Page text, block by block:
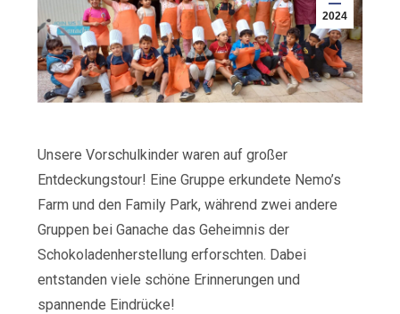
2024
Unsere Vorschulkinder waren auf großer
Entdeckungstour! Eine Gruppe erkundete Nemo’s
Farm und den Family Park, während zwei andere
Gruppen bei Ganache das Geheimnis der
Schokoladenherstellung erforschten. Dabei
entstanden viele schöne Erinnerungen und
spannende Eindrücke!